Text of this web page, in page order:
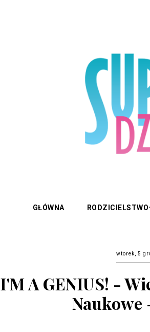
GŁÓWNA RODZICIELSTWO
wtorek, 5
I'M A GENIUS! -